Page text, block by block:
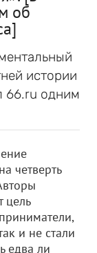
об
истории
66.ru одним
четверть
цель
и не стали
едва ли